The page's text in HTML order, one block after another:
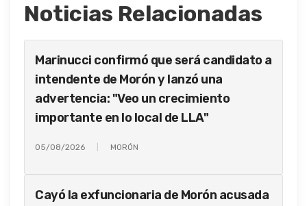
Noticias Relacionadas
Marinucci confirmó que será candidato a
intendente de Morón y lanzó una
advertencia: "Veo un crecimiento
importante en lo local de LLA"
05/08/2026 MORÓN
Cayó la exfuncionaria de Morón acusada